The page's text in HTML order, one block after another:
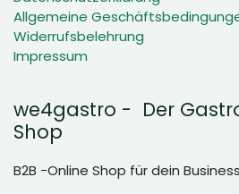
Allgemeine
Widerrufsbelehrung
Impressum
we4gastro - Der
Shop
B2B -Online Shop für dein Business